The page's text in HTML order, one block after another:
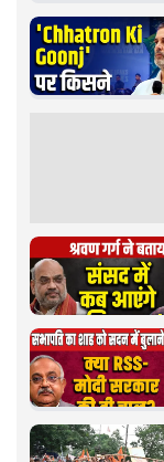
तीन तलाक़ क़ानून को
मुसलिम संगठन
तैयारी कर रहा है।